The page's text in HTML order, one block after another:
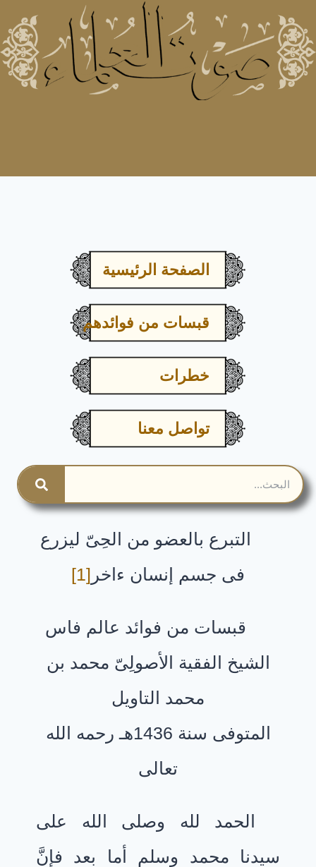
الصفحة الرئيسية
قبسات من فوائدهم
خطرات
تواصل معنا
التبرع بالعضو من الحِىّ ليزرع
فى جسم إنسان ءاخر [1]
قبسات من فوائد عالم فاس
الشيخ الفقية الأصولِىّ محمد بن
محمد التاويل
المتوفى سنة 1436هـ رحمه الله
تعالى
الحمد لله وصلى الله على
سيدنا محمد وسلم أما بعد فإنَّ